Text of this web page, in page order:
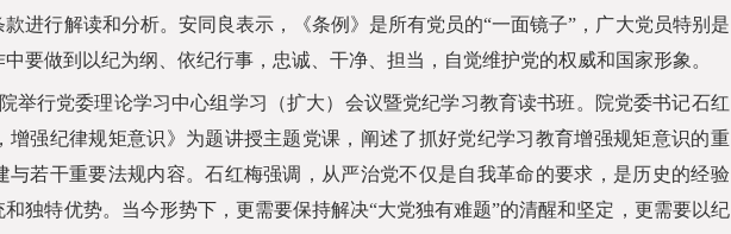
进行解读和分析。安同良表示，《条例》是所有党员的“一面镜子”，广大党员特别是
要做到以纪为纲、依纪行事，忠诚、干净、担当，自觉维护党的权威和国家形象。
举行党委理论学习中心组学习（扩大）会议暨党纪学习教育读书班。院党委书记石红
增强纪律规矩意识》为题讲授主题党课，阐述了抓好党纪学习教育增强规矩意识的重
与若干重要法规内容。石红梅强调，从严治党不仅是自我革命的要求，是历史的经验
独特优势。当今形势下，更需要保持解决“大党独有难题”的清醒和坚定，更需要以纪